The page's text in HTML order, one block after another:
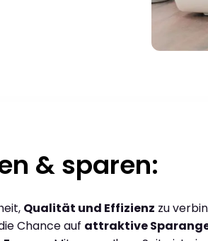
& sparen:
Qualität und Effizienz zu
Chance auf attraktive